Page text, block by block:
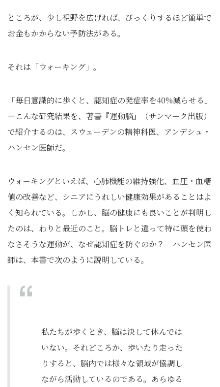
ところが、少し視野を広げれば、びっくりするほど簡単で
お金もかからない予防法がある。
それは「ウォーキング」。
「毎日意識的に歩くと、認知症の発症率を40%減らせる」
―こんな研究結果を、著書『運動脳』（サンマーク出版）
で紹介するのは、スウェーデンの精神科医、アンデシュ・
ハンセン医師だ。
ウォーキングといえば、心肺機能の維持強化、血圧・血糖
値の改善など、シニアにうれしい健康効果があることはよ
く知られている。しかし、脳の健康にも良いことが判明し
たのは、わりと最近のこと。脳トレと違って特に頭を使わ
なさそうな運動が、なぜ認知症を防ぐのか？ ハンセン医
師は、本書で次のように説明している。
私たちが歩くとき、脳は決して休んでは
いない。それどころか、歩いたり走った
りすると、脳内では様々な領域が協調し
ながら活動しているのである。あらゆる